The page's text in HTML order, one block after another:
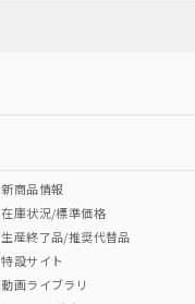
Cr(VI)
新商品情報
在庫状況/標準価格
生産終了品/推奨代替品
特設サイト
動画ライブラリ